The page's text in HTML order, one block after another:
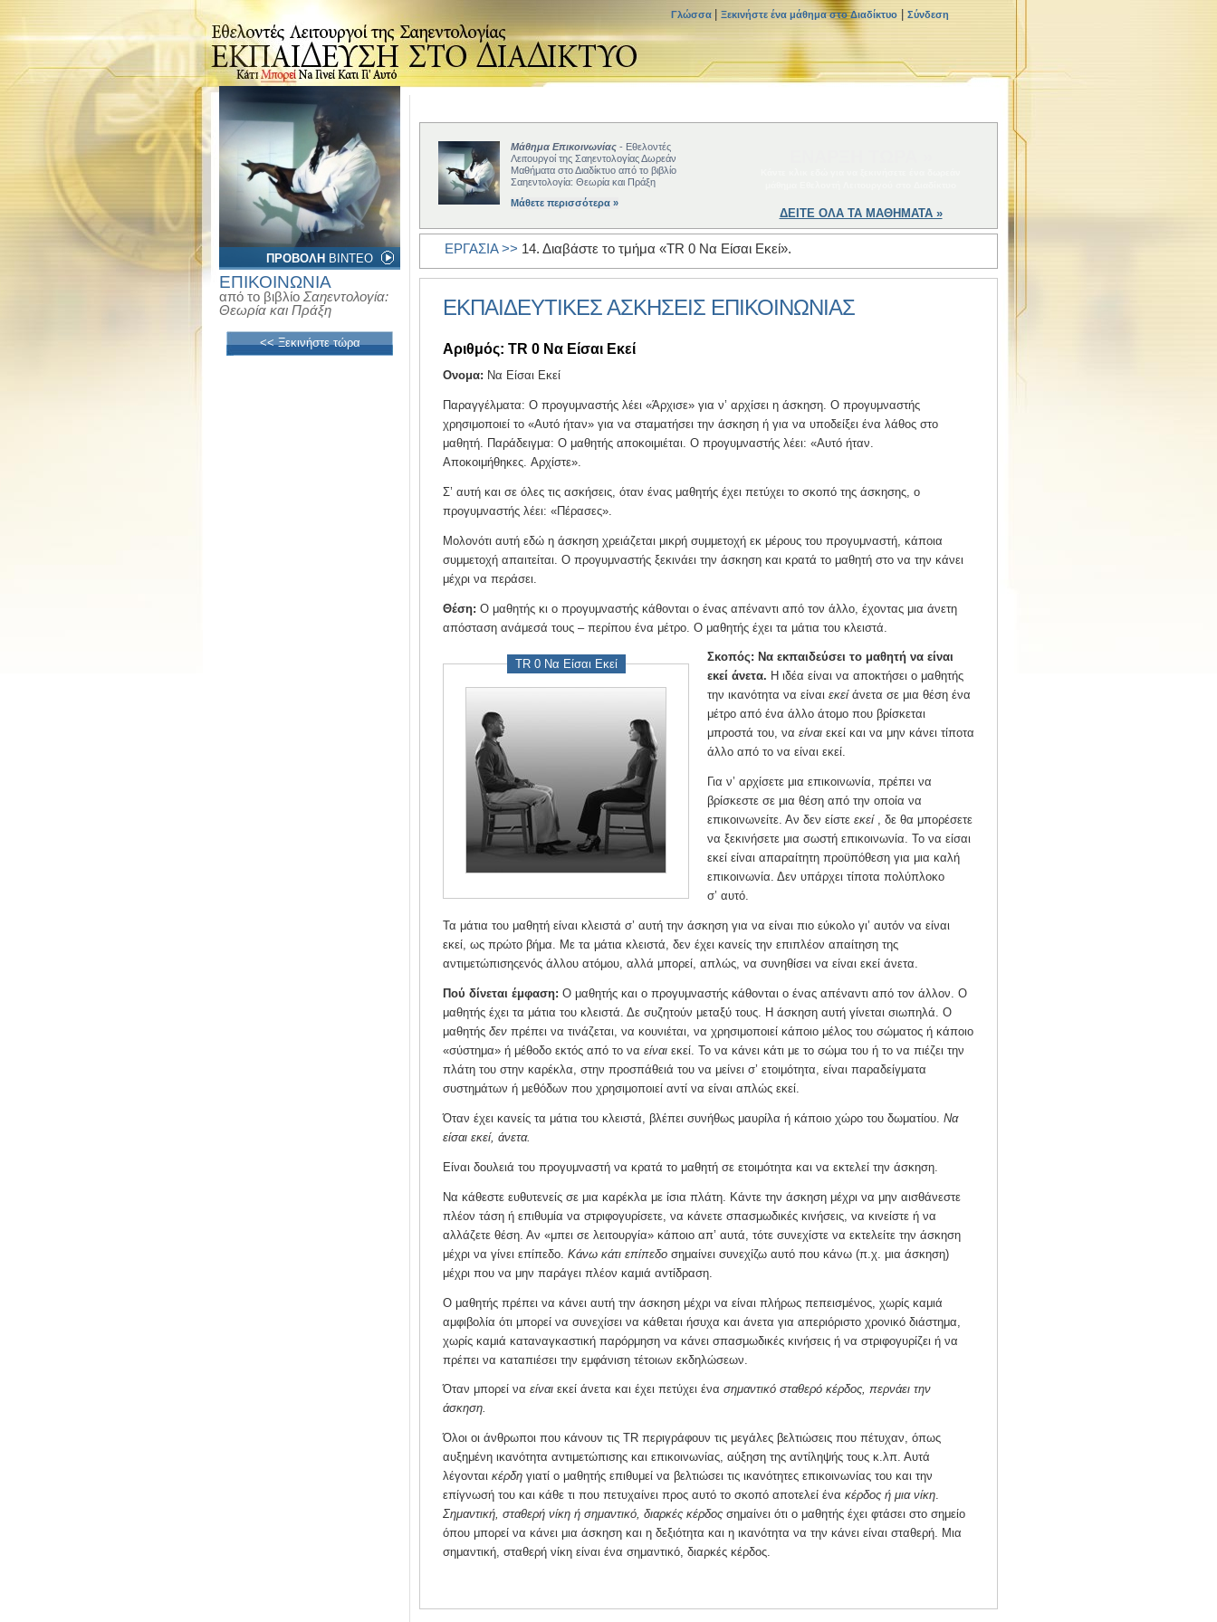
Γλώσσα Ξεκινήστε ένα μάθημα στο Διαδίκτυο Σύνδεση
ΠΡΟΒΟΛΗ ΒΙΝΤΕΟ
ΕΠΙΚΟΙΝΩΝΙΑ
από το βιβλίο Σαηεντολογία:
Θεωρία και Πράξη
<< Ξεκινήστε τώρα
Μάθημα Επικοινωνίας - Εθελοντές
Λειτουργοί της Σαηεντολογίας Δωρεάν
Μαθήματα στο Διαδίκτυο από το βιβλίο
Σαηεντολογία: Θεωρία και Πράξη
Μάθετε περισσότερα »
ΔΕΙΤΕ ΟΛΑ ΤΑ ΜΑΘΗΜΑΤΑ »
ΕΡΓΑΣΙΑ >> 14. Διαβάστε το τμήμα «TR 0 Να Είσαι Εκεί».
ΕΚΠΑΙΔΕΥΤΙΚΕΣ ΑΣΚΗΣΕΙΣ EΠΙΚΟΙΝΩΝΙΑΣ
Αριθμός: TR 0 Να Είσαι Εκεί
Ονομα: Να Είσαι Εκεί
Παραγγέλματα: Ο προγυμναστής λέει «Άρχισε» για ν’ αρχίσει η άσκηση. Ο προγυμναστής
χρησιμοποιεί το «Αυτό ήταν» για να σταματήσει την άσκηση ή για να υποδείξει ένα λάθος στο
μαθητή. Παράδειγμα: Ο μαθητής αποκοιμιέται. Ο προγυμναστής λέει: «Αυτό ήταν.
Αποκοιμήθηκες. Αρχίστε».
Σ’ αυτή και σε όλες τις ασκήσεις, όταν ένας μαθητής έχει πετύχει το σκοπό της άσκησης, ο
προγυμναστής λέει: «Πέρασες».
Μολονότι αυτή εδώ η άσκηση χρειάζεται μικρή συμμετοχή εκ μέρους του προγυμναστή, κάποια
συμμετοχή απαιτείται. Ο προγυμναστής ξεκινάει την άσκηση και κρατά το μαθητή στο να την κάνει
μέχρι να περάσει.
Θέση: Ο μαθητής κι ο προγυμναστής κάθονται ο ένας απέναντι από τον άλλο, έχοντας μια άνετη
απόσταση ανάμεσά τους – περίπου ένα μέτρο. Ο μαθητής έχει τα µάτια του κλειστά.
TR 0 Να Είσαι Εκεί
Σκοπός: Να εκπαιδεύσει το μαθητή να είναι
εκεί άνετα. Η ιδέα είναι να αποκτήσει ο μαθητής
την ικανότητα να είναι εκεί άνετα σε μια θέση ένα
μέτρο από ένα άλλο άτομο που βρίσκεται
μπροστά του, να είναι εκεί και να μην κάνει τίποτα
άλλο από το να είναι εκεί.
Για ν’ αρχίσετε μια επικοινωνία, πρέπει να
βρίσκεστε σε μια θέση από την οποία να
επικοινωνείτε. Αν δεν είστε εκεί , δε θα μπορέσετε
να ξεκινήσετε μια σωστή επικοινωνία. Το να είσαι
εκεί είναι απαραίτητη προϋπόθεση για μια καλή
επικοινωνία. Δεν υπάρχει τίποτα πολύπλοκο
σ’ αυτό.
Τα μάτια του μαθητή είναι κλειστά σ’ αυτή την άσκηση για να είναι πιο εύκολο γι’ αυτόν να είναι
εκεί, ως πρώτο βήμα. Με τα μάτια κλειστά, δεν έχει κανείς την επιπλέον απαίτηση της
αντιμετώπισηςενός άλλου ατόμου, αλλά μπορεί, απλώς, να συνηθίσει να είναι εκεί άνετα.
Πού δίνεται έμφαση: Ο μαθητής και ο προγυμναστής κάθονται ο ένας απέναντι από τον άλλον. Ο
μαθητής έχει τα μάτια του κλειστά. Δε συζητούν μεταξύ τους. Η άσκηση αυτή γίνεται σιωπηλά. Ο
μαθητής δεν πρέπει να τινάζεται, να κουνιέται, να χρησιμοποιεί κάποιο μέλος του σώματος ή κάποιο
«σύστημα» ή μέθοδο εκτός από το να είναι εκεί. Το να κάνει κάτι με το σώμα του ή το να πιέζει την
πλάτη του στην καρέκλα, στην προσπάθειά του να μείνει σ’ ετοιμότητα, είναι παραδείγματα
συστημάτων ή μεθόδων που χρησιμοποιεί αντί να είναι απλώς εκεί.
Όταν έχει κανείς τα μάτια του κλειστά, βλέπει συνήθως μαυρίλα ή κάποιο χώρο του δωματίου. Να
είσαι εκεί, άνετα.
Είναι δουλειά του προγυμναστή να κρατά το μαθητή σε ετοιμότητα και να εκτελεί την άσκηση.
Να κάθεστε ευθυτενείς σε μια καρέκλα με ίσια πλάτη. Κάντε την άσκηση μέχρι να μην αισθάνεστε
πλέον τάση ή επιθυμία να στριφογυρίσετε, να κάνετε σπασμωδικές κινήσεις, να κινείστε ή να
αλλάζετε θέση. Αν «μπει σε λειτουργία» κάποιο απ’ αυτά, τότε συνεχίστε να εκτελείτε την άσκηση
μέχρι να γίνει επίπεδο. Κάνω κάτι επίπεδο σημαίνει συνεχίζω αυτό που κάνω (π.χ. μια άσκηση)
μέχρι που να μην παράγει πλέον καμιά αντίδραση.
Ο μαθητής πρέπει να κάνει αυτή την άσκηση μέχρι να είναι πλήρως πεπεισμένος, χωρίς καμιά
αμφιβολία ότι μπορεί να συνεχίσει να κάθεται ήσυχα και άνετα για απεριόριστο χρονικό διάστημα,
χωρίς καμιά καταναγκαστική παρόρμηση να κάνει σπασμωδικές κινήσεις ή να στριφογυρίζει ή να
πρέπει να καταπιέσει την εμφάνιση τέτοιων εκδηλώσεων.
Όταν μπορεί να είναι εκεί άνετα και έχει πετύχει ένα σημαντικό σταθερό κέρδος, περνάει την
άσκηση.
Όλοι οι άνθρωποι που κάνουν τις TR περιγράφουν τις μεγάλες βελτιώσεις που πέτυχαν, όπως
αυξημένη ικανότητα αντιμετώπισης και επικοινωνίας, αύξηση της αντίληψής τους κ.λπ. Αυτά
λέγονται κέρδη γιατί ο μαθητής επιθυμεί να βελτιώσει τις ικανότητες επικοινωνίας του και την
επίγνωσή του και κάθε τι που πετυχαίνει προς αυτό το σκοπό αποτελεί ένα κέρδος ή μια νίκη.
Σημαντική, σταθερή νίκη ή σημαντικό, διαρκές κέρδος σημαίνει ότι ο μαθητής έχει φτάσει στο σημείο
όπου μπορεί να κάνει μια άσκηση και η δεξιότητα και η ικανότητα να την κάνει είναι σταθερή. Μια
σημαντική, σταθερή νίκη είναι ένα σημαντικό, διαρκές κέρδος.